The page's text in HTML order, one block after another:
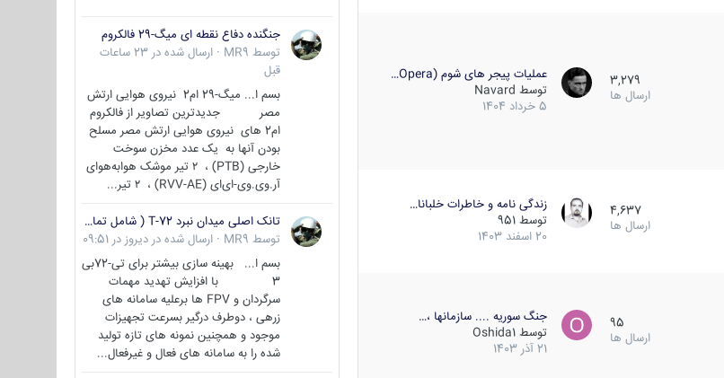
3,279
ارسال ها
عملیات پیجر های شوم (Opera…
توسط Navard
5 خرداد 1404
4,637
ارسال ها
زندگی نامه و خاطرات خلبانا…
توسط 951
20 اسفند 1403
95
ارسال ها
جنگ سوریه .... سازمانها ،…
توسط Oshida1
21 آذر 1403
جنگنده دفاع نقطه ای میگ-29 فالکروم
توسط MR9
· ارسال شده در
23 ساعات
قبل
بسم ا... میگ-29 ام2 نیروی هوایی ارتش
مصر جدیدترین تصاویر از فالکروم
ام2 های نیروی هوایی ارتش مصر مسلح
بودن آنها به یک عدد مخزن سوخت
خارجی (PTB) ، ۲ تیر موشک هوابه‌هوای
آر.وی.وی-ای‌ای (RVV-AE) ، ۲ تیر...
تانک اصلی میدان نبرد T-72 ( شامل تمامی گونه ها )
توسط MR9
· ارسال شده در دیروز در 09:51
بسم ا... بهینه سازی بیشتر برای تی-72بی
3 با افزایش تهدید مهمات
سرگردان و FPV ها برعلیه سامانه های
زرهی ، دوطرف درگیر بسرعت تجهیزات
موجود و همچنین نمونه های تازه تولید
شده را به سامانه های فعال و غیرفعال...